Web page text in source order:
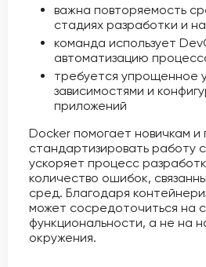
важна повторяемость
стадиях разработки и
команда использует
автоматизацию
требуется упрощенное
зависимостями и
приложений
Docker помогает новичкам
стандартизировать работу
ускоряет процесс
количество ошибок,
сред. Благодаря
может сосредоточиться на
функциональности, а не на
окружения.